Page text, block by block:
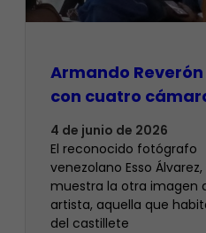
Armando
con cuatro
4 de junio de 2026
‎El reconocido fotógrafo
venezolano Esso
muestra la otra imagen
artista, aquella que
del castillete ‎